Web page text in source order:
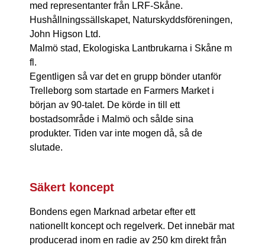
med representanter från LRF-Skåne.
Hushållningssällskapet, Naturskyddsföreningen,
John Higson Ltd.
Malmö stad, Ekologiska Lantbrukarna i Skåne m
fl.
Egentligen så var det en grupp bönder utanför
Trelleborg som startade en Farmers Market i
början av 90-talet. De körde in till ett
bostadsområde i Malmö och sålde sina
produkter. Tiden var inte mogen då, så de
slutade.
Säkert koncept
Bondens egen Marknad arbetar efter ett
nationellt koncept och regelverk. Det innebär mat
producerad inom en radie av 250 km direkt från